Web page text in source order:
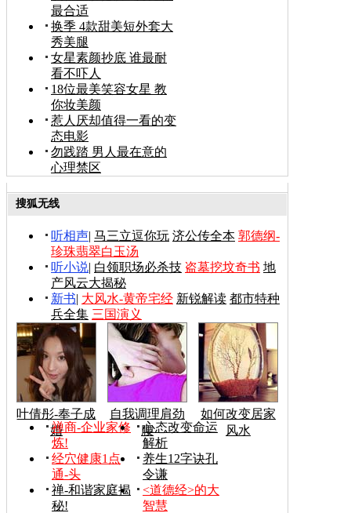
最合适
换季 4款甜美短外套大
秀美腿
女星素颜抄底 谁最耐
看不吓人
18位最美笑容女星 教
你妆美颜
惹人厌却值得一看的变
态电影
勿践踏 男人最在意的
心理禁区
搜狐无线
听相声| 马三立逗你玩 济公传全本 郭德纲-
珍珠翡翠白玉汤
听小说| 白领职场必杀技 盗墓挖坟奇书 地
产风云大揭秘
新书| 大风水-黄帝宅经 新锐解读 都市特种
兵全集 三国演义
叶倩彤-奉子成
婚
自我调理肩劲
腰
如何改变居家
风水
禅商-企业家修
炼!
心态改变命运
解析
经穴健康1点
通-头
养生12字诀孔
令谦
禅-和谐家庭揭
秘!
<道德经>的大
智慧